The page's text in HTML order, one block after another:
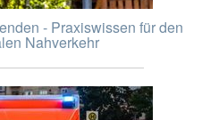
- Praxiswissen für den
Nahverkehr